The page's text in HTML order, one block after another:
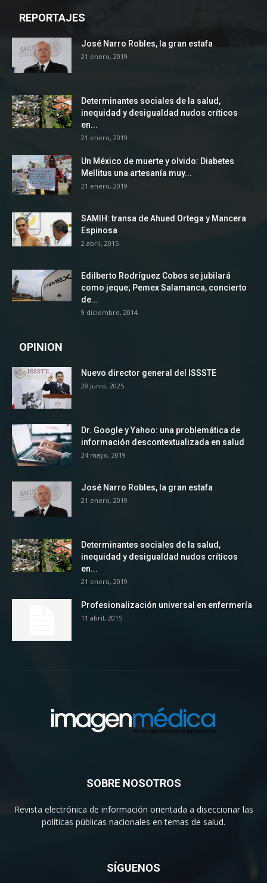
REPORTAJES
José Narro Robles, la gran estafa
21 enero, 2019
Determinantes sociales de la salud,
inequidad y desigualdad nudos críticos
en...
21 enero, 2019
Un México de muerte y olvido: Diabetes
Mellitus una artesanía muy...
21 enero, 2019
SAMIH: transa de Ahued Ortega y Mancera
Espinosa
2 abril, 2015
Edilberto Rodríguez Cobos se jubilará
como jeque; Pemex Salamanca, concierto
de...
9 diciembre, 2014
OPINION
Nuevo director general del ISSSTE
28 junio, 2025
Dr. Google y Yahoo: una problemática de
información descontextualizada en salud
24 mayo, 2019
José Narro Robles, la gran estafa
21 enero, 2019
Determinantes sociales de la salud,
inequidad y desigualdad nudos críticos
en...
21 enero, 2019
Profesionalización universal en enfermería
11 abril, 2015
SOBRE NOSOTROS
Revista electrónica de información orientada a diseccionar las
políticas públicas nacionales en temas de salud.
SÍGUENOS